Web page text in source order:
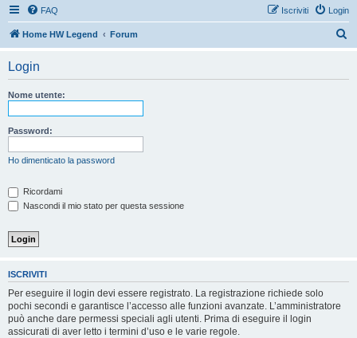
FAQ Login
Iscriviti
Home HW Legend Forum
Login
Nome utente:
Password:
Ho dimenticato la password
Ricordami
Nascondi il mio stato per questa sessione
ISCRIVITI
Per eseguire il login devi essere registrato. La registrazione richiede solo
pochi secondi e garantisce l’accesso alle funzioni avanzate. L’amministratore
può anche dare permessi speciali agli utenti. Prima di eseguire il login
assicurati di aver letto i termini d’uso e le varie regole.